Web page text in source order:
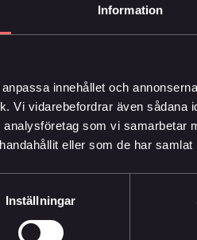
Information
innehållet och
Vi vidarebefordrar även sådana
som vi samarbetar
eller som de har
Inställningar
oss väl rustade för
avslutar Niclas Fredrikson.
information vänligen kontakta: